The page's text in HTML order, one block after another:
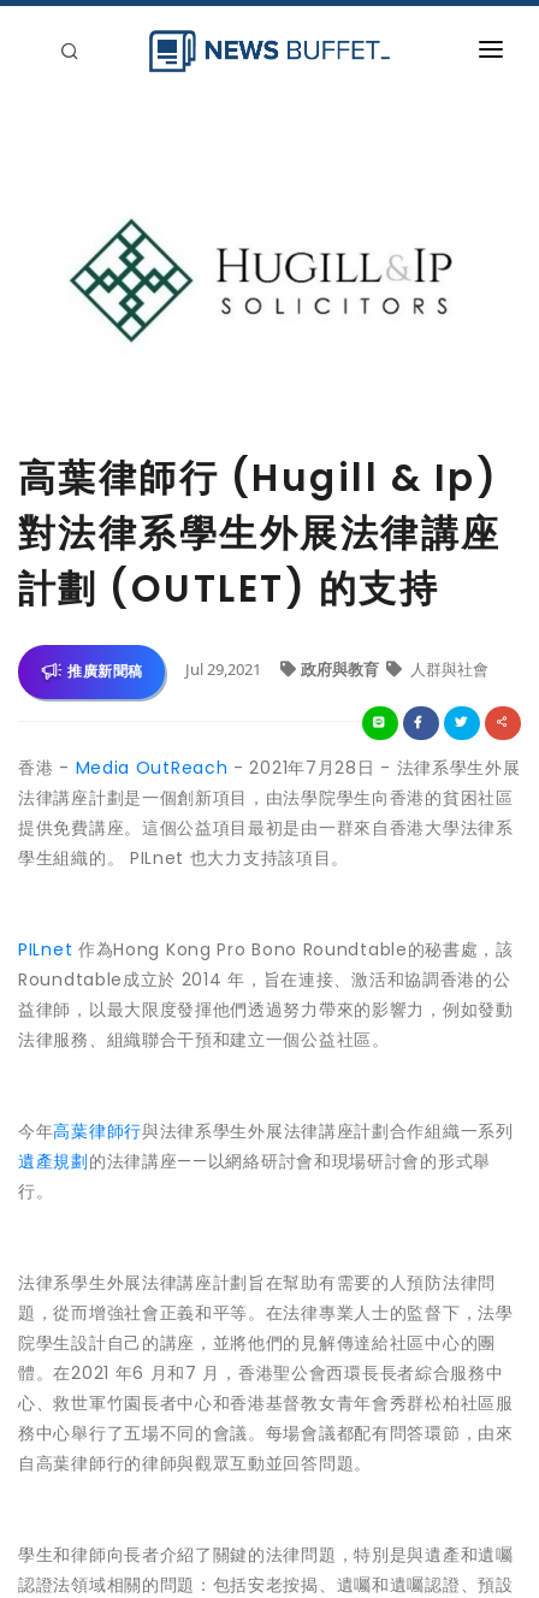
刊登
高葉律師行 (Hugill & Ip)
對法律系學生外展法律講座
計劃 (OUTLET) 的支持
推廣新聞稿 Jul 29,2021 政府與教育 人群與社會
香港 - Media OutReach - 2021年7月28日 - 法律系學生外展
法律講座計劃是一個創新項目，由法學院學生向香港的貧困社區
提供免費講座。這個公益項目最初是由一群來自香港大學法律系
學生組織的。 PILnet 也大力支持該項目。
PILnet 作為Hong Kong Pro Bono Roundtable的秘書處，該
Roundtable成立於 2014 年，旨在連接、激活和協調香港的公
益律師，以最大限度發揮他們透過努力帶來的影響力，例如發動
法律服務、組織聯合干預和建立一個公益社區。
今年高葉律師行與法律系學生外展法律講座計劃合作組織一系列
遺產規劃的法律講座——以網絡研討會和現場研討會的形式舉
行。
法律系學生外展法律講座計劃旨在幫助有需要的人預防法律問
題，從而增強社會正義和平等。在法律專業人士的監督下，法學
院學生設計自己的講座，並將他們的見解傳達給社區中心的團
體。在2021 年6 月和7 月，香港聖公會西環長長者綜合服務中
心、救世軍竹園長者中心和香港基督教女青年會秀群松柏社區服
務中心舉行了五場不同的會議。每場會議都配有問答環節，由來
自高葉律師行的律師與觀眾互動並回答問題。
學生和律師向長者介紹了關鍵的法律問題，特別是與遺產和遺囑
認證法領域相關的問題：包括安老按揭、遺囑和遺囑認證、預設